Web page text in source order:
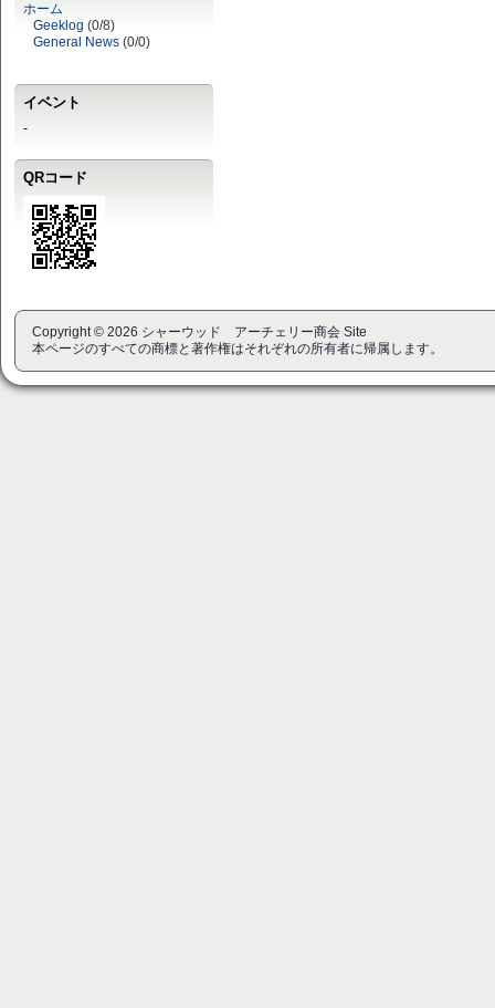
ホーム
Geeklog (0/8)
General News (0/0)
イベント
-
QRコード
Copyright © 2026 シャーウッド アーチェリー商会 Site
本ページのすべての商標と著作権はそれぞれの所有者に帰属します。